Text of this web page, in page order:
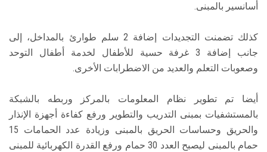
أسانسير بالمبنى.
كذلك تضمنت التجديدات إضافة 2 سلم طوارئ بالمداخل، إلى
جانب إضافة 3 غرفة حسية للأطفال لخدمة أطفال التوحد
وصعوبات التعلم والعديد من الاضطرابات الأخرى.
أيضا تم تطوير نظام المعلومات بالمركز وربطه بالشبكة
بالمستشفيات بمبنى التدريب والتطوير ورفع كفاءة أجهزة الإنذار
والحريق وحساسات الحريق بالمبنى وزيادة عدد الحمامات 15
حمام بالمبنى ليصبح العدد 30 حمام ورفع القدرة الكهربائية للمبنى